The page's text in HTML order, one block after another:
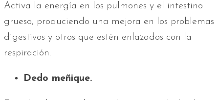
Activa la energía en los pulmones y el intestino
grueso, produciendo una mejora en los problemas
digestivos y otros que estén enlazados con la
respiración.
Dedo meñique.